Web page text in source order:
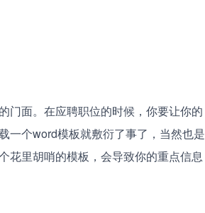
门面。在应聘职位的时候，你要让你的
一个word模板就敷衍了事了，当然也是
花里胡哨的模板，会导致你的重点信息